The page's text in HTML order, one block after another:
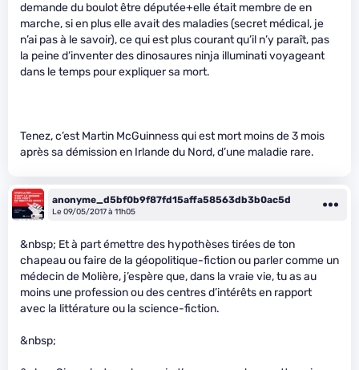
demande du boulot être députée+elle était membre de en
marche, si en plus elle avait des maladies (secret médical, je
n’ai pas à le savoir), ce qui est plus courant qu’il n’y paraît, pas
la peine d’inventer des dinosaures ninja illuminati voyageant
dans le temps pour expliquer sa mort.
Tenez, c’est Martin McGuinness qui est mort moins de 3 mois
après sa démission en Irlande du Nord, d’une maladie rare.
anonyme_d5bf0b9f87fd15affa58563db3b0ac5d
Le 09/05/2017 à 11h05
&nbsp; Et à part émettre des hypothèses tirées de ton
chapeau ou faire de la géopolitique-fiction ou parler comme un
médecin de Molière, j’espère que, dans la vraie vie, tu as au
moins une profession ou des centres d’intérêts en rapport
avec la littérature ou la science-fiction.
&nbsp;